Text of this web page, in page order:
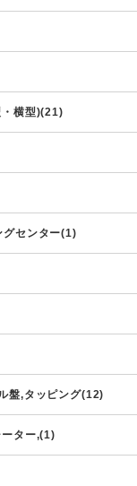
・横型)(21)
グセンター(1)
盤,タッピング(12)
ター,(1)